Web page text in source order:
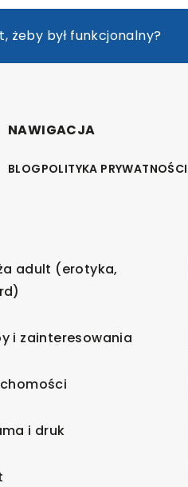
dziecięcego
żeby był funkcjonalny?
na zużycie akumulatora
NAWIGACJA
BLOGPOLITYKA PRYWATNOŚCI
adult (erotyka,
i zainteresowania
i druk